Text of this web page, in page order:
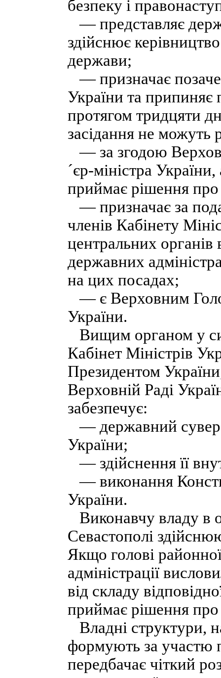
безпеку і
— представляє
здійснює
держави;
— призначає
України та
протягом тридцяти
засідання не можуть
— за згодою
´єр-міністра
приймає рішення про
— призначає за
членів Кабінету
центральних органів
державних
на цих посадах;
— є Верховним
України.
Вищим органом у
Кабінет Міністрів
Президентом
Верховній Раді
забезпечує:
— державний
України;
— здійснення її
— виконання
України.
Виконавчу владу в
Севастополі
Якщо голові
адміністрації
від складу
приймає рішення про
Владні структури,
формують за участю
передбачає чіткий